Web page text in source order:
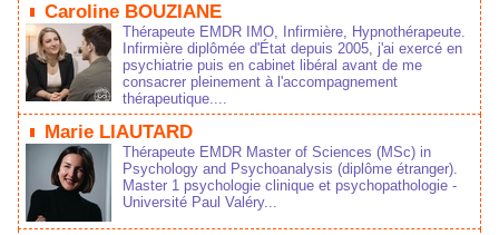
Caroline BOUZIANE
Thérapeute EMDR IMO, Infirmière, Hypnothérapeute.
Infirmière diplômée d'État depuis 2005, j'ai exercé en
psychiatrie puis en cabinet libéral avant de me
consacrer pleinement à l'accompagnement
thérapeutique....
Marie LIAUTARD
Thérapeute EMDR Master of Sciences (MSc) in
Psychology and Psychoanalysis (diplôme étranger).
Master 1 psychologie clinique et psychopathologie -
Université Paul Valéry...